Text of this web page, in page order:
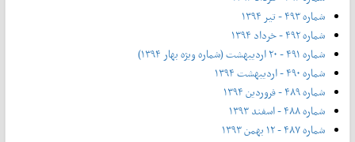
شماره ۴۹۳ - تیر ۱۳۹۴
شماره ۴۹۲ - خرداد ۱۳۹۴
شماره ۴۹۱ - ۲۰ اردیبهشت (شماره ویژه بهار ۱۳۹۴)
شماره ۴۹۰ - اردیبهشت ۱۳۹۴
شماره ۴۸۹ - فروردین ۱۳۹۴
شماره ۴۸۸ - اسفند ۱۳۹۳
شماره ۴۸۷ - ۱۲ بهمن ۱۳۹۳